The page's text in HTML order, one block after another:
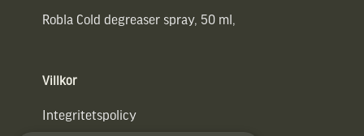
Robla Cold degreaser spray, 50 ml,
Villkor
Integritetspolicy